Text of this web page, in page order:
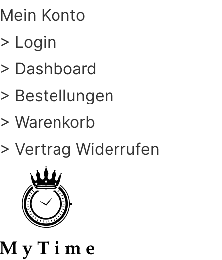
Mein Konto
> Login
> Dashboard
> Bestellungen
> Warenkorb
> Vertrag Widerrufen